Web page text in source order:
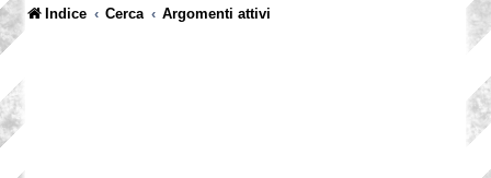
Indice Cerca Argomenti attivi